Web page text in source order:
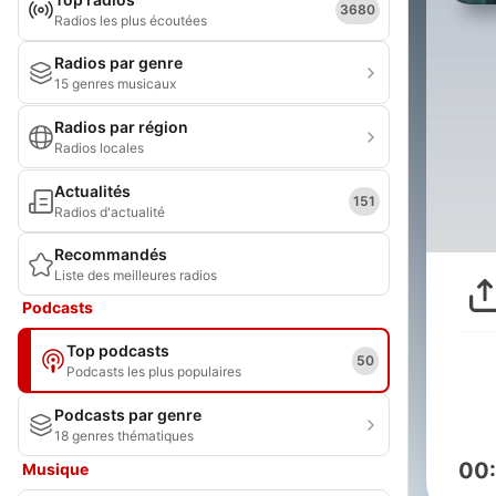
Radios les plus écoutées
3680
Radios par genre
15 genres musicaux
Radios par région
Radios locales
Actualités
Radios d'actualité
151
Recommandés
Liste des meilleures radios
Podcasts
Top podcasts
Podcasts les plus populaires
50
Podcasts par genre
18 genres thématiques
Musique